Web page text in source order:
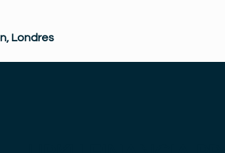
Londres